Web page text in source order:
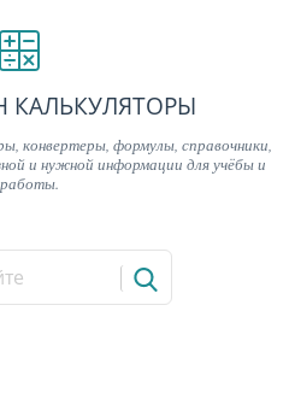
КАЛЬКУЛЯТОРЫ
конвертеры, формулы, справочники,
и нужной информации для учёбы и
работы.